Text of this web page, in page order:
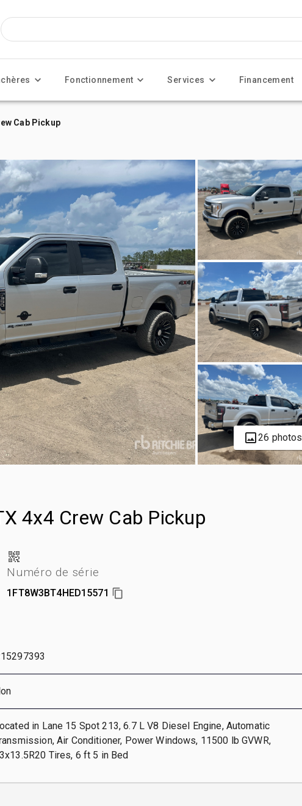
Fonctionnement Services Financement
Cab Pickup
26 photos
4x4 Crew Cab Pickup
Numéro de série
1FT8W3BT4HED15571
in Lane 15 Spot 213, 6.7 L V8 Diesel Engine, Automatic
Air Conditioner, Power Windows, 11500 lb GVWR,
Tires, 6 ft 5 in Bed